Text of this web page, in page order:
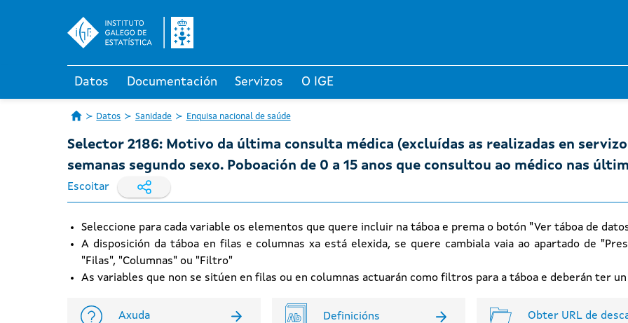
Datos Documentación Servizos O IGE
Datos Sanidade Enquisa nacional de saúde
Selector 2186: Motivo da última consulta médica (excluídas as realizadas en
semanas segundo sexo. Poboación de 0 a 15 anos que consultou ao médico nas
Escoitar
Seleccione para cada variable os elementos que quere incluir na táboa e prema o botón "Ver táboa de
A disposición da táboa en filas e columnas xa está elexida, se quere cambiala vaia ao apartado de
"Filas", "Columnas" ou "Filtro"
As variables que non se sitúen en filas ou en columnas actuarán como filtros para a táboa e deberán ter
Axuda Definicións Obter URL de